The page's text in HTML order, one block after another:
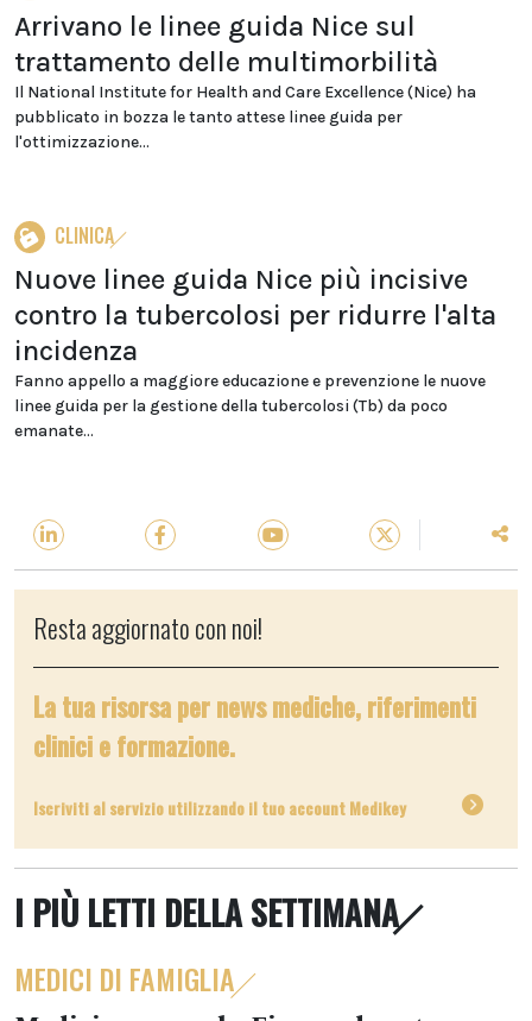
Arrivano le linee guida Nice sul
trattamento delle multimorbilità
Il National Institute for Health and Care Excellence (Nice) ha
pubblicato in bozza le tanto attese linee guida per
l'ottimizzazione...
CLINICA
Nuove linee guida Nice più incisive
contro la tubercolosi per ridurre l'alta
incidenza
Fanno appello a maggiore educazione e prevenzione le nuove
linee guida per la gestione della tubercolosi (Tb) da poco
emanate...
Resta aggiornato con noi!
La tua risorsa per news mediche, riferimenti
clinici e formazione.
Iscriviti al servizio utilizzando il tuo account Medikey
I PIÙ LETTI DELLA SETTIMANA
MEDICI DI FAMIGLIA